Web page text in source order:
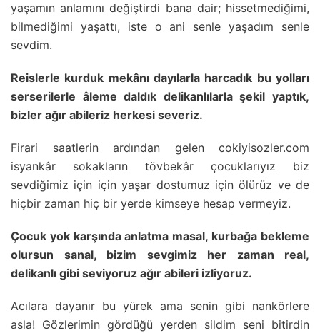
yaşamın anlamını değiştirdi bana dair; hissetmediğimi,
bilmediğimi yaşattı, iste o ani senle yaşadım senle
sevdim.
Reislerle kurduk mekânı dayılarla harcadık bu yolları
serserilerle âleme daldık delikanlılarla şekil yaptık,
bizler ağır abileriz herkesi severiz.
Firari saatlerin ardından gelen cokiyisozler.com
isyankâr sokakların tövbekâr çocuklarıyız biz
sevdiğimiz için için yaşar dostumuz için ölürüz ve de
hiçbir zaman hiç bir yerde kimseye hesap vermeyiz.
Çocuk yok karşında anlatma masal, kurbağa bekleme
olursun sanal, bizim sevgimiz her zaman real,
delikanlı gibi seviyoruz ağır abileri izliyoruz.
Acılara dayanır bu yürek ama senin gibi nankörlere
asla! Gözlerimin gördüğü yerden sildim seni bitirdin